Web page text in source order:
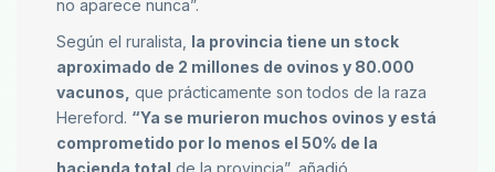
no aparece nunca”.
Según el ruralista, la provincia tiene un stock
aproximado de 2 millones de ovinos y 80.000
vacunos, que prácticamente son todos de la raza
Hereford. “Ya se murieron muchos ovinos y está
comprometido por lo menos el 50% de la